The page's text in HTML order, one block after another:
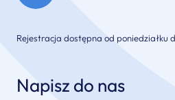
Rejestracja dostępna od poniedziałku
Napisz do nas